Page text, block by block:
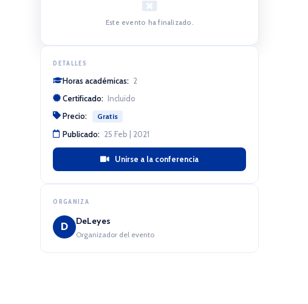
Este evento ha finalizado.
DETALLES
Horas académicas: 2
Certificado: Incluido
Precio:
Gratis
Publicado: 25 Feb | 2021
Unirse a la conferencia
ORGANIZA
D DeLeyes
Organizador del evento